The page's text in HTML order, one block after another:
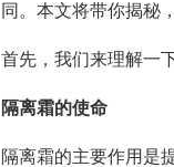
同。本文将带你揭秘
首先，我们来理解一
隔离霜的使命
隔离霜的主要作用是